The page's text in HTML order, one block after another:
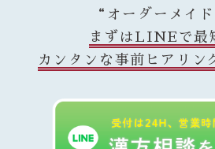
“オーダーメイ
まずはLINEで最
カンタンな事前ヒアリン